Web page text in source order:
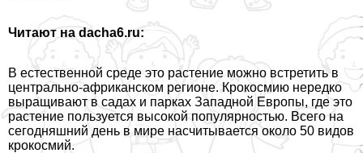
Читают на dacha6.ru:
В естественной среде это растение можно встретить в
центрально-африканском регионе. Крокосмию нередко
выращивают в садах и парках Западной Европы, где это
растение пользуется высокой популярностью. Всего на
сегодняшний день в мире насчитывается около 50 видов
крокосмий.